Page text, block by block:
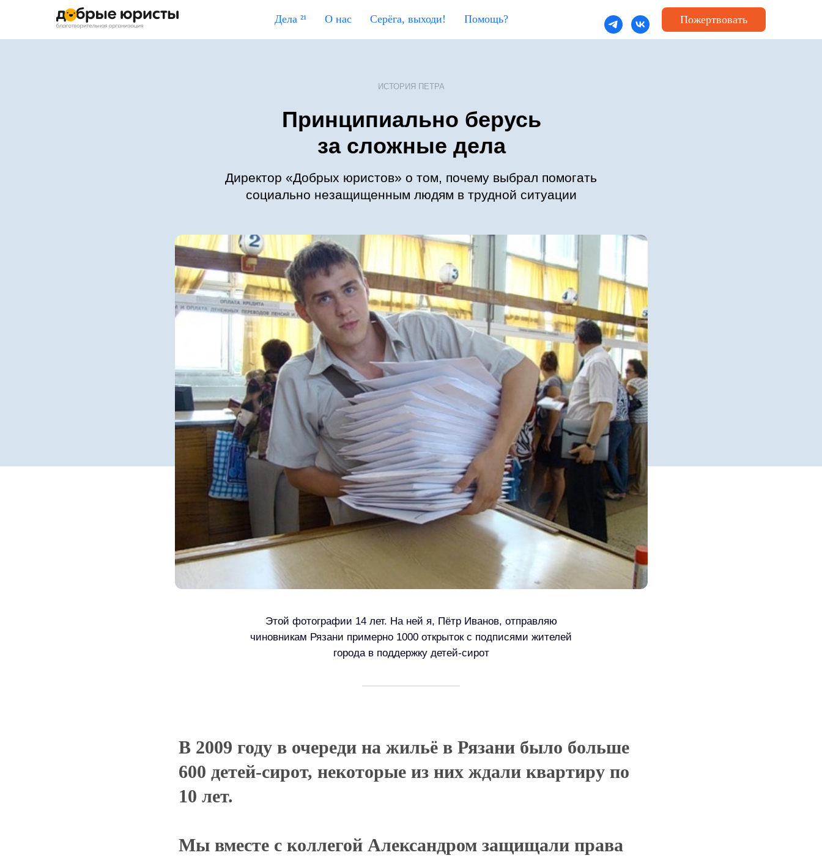
Дела ²¹ О нас Серёга, выходи! Помощь? Пожертвовать
Принципиально берусь
за сложные дела
ИСТОРИЯ ПЕТРА
Директор «Добрых юристов» о том, почему выбрал помогать
социально незащищенным людям в трудной ситуации
Этой фотографии 14 лет. На ней я, Пётр Иванов, отправляю
чиновникам Рязани примерно 1000 открыток с подписями жителей
города в поддержку детей-сирот
В 2009 году в очереди на жильё в Рязани было больше
600 детей-сирот, некоторые из них ждали квартиру по
10 лет.
Мы вместе с коллегой Александром защищали права